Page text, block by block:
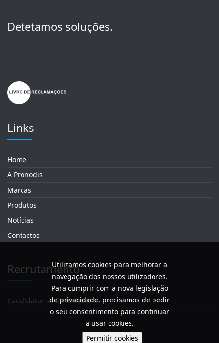
Detetamos soluções.
Links
Home
A Pronodis
Marcas
Produtos
Notícias
Contactos
Recrutamento
Candidatar-se à PRONODIS
Utilizamos cookies para melhorar a
navegação dos nossos utilizadores.
Para cumprir com a nova legislação
de privacidade, precisamos de pedir
o seu consentimento para continuar
a usar cookies.